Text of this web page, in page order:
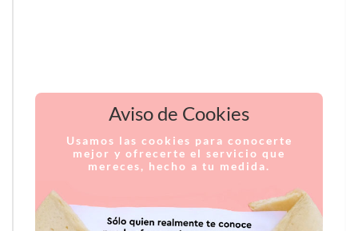
Aviso de Cookies
Usamos las cookies para conocerte
mejor y ofrecerte el servicio que
mereces, hecho a tu medida.